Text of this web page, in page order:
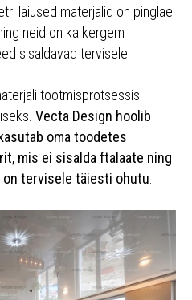
laiused materjalid on pinglae
neid on ka kergem
sisaldavad tervisele
tootmisprotsessis
Vecta Design hoolib
oma toodetes
mis ei sisalda ftalaate ning
tervisele täiesti ohutu